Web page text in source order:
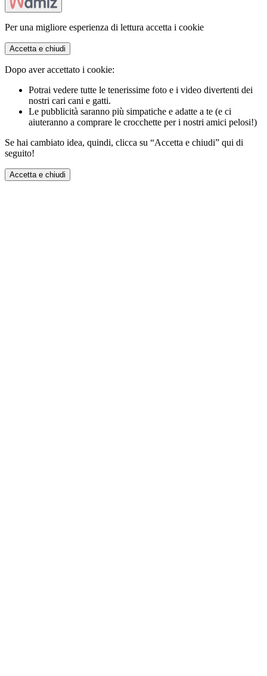
Per una migliore esperienza di lettura accetta i cookie
Accetta e chiudi
Dopo aver accettato i cookie:
Potrai vedere tutte le tenerissime foto e i video divertenti dei
nostri cari cani e gatti.
Le pubblicità saranno più simpatiche e adatte a te (e ci
aiuteranno a comprare le crocchette per i nostri amici pelosi!)
Se hai cambiato idea, quindi, clicca su “Accetta e chiudi” qui di
seguito!
Accetta e chiudi